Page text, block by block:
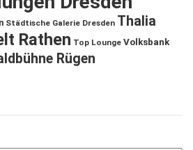
Städtische Galerie Dresden Thalia
Rathen Top Lounge Volksbank
Rügen